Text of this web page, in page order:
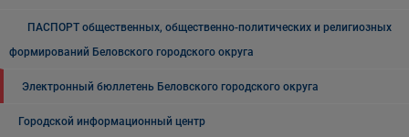
ПАСПОРТ общественных, общественно-политических и религиозных
формирований Беловского городского округа
Электронный бюллетень Беловского городского округа
Городской информационный центр